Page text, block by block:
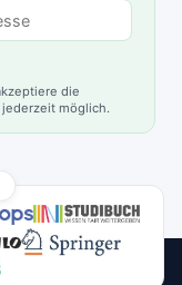
die
möglich.